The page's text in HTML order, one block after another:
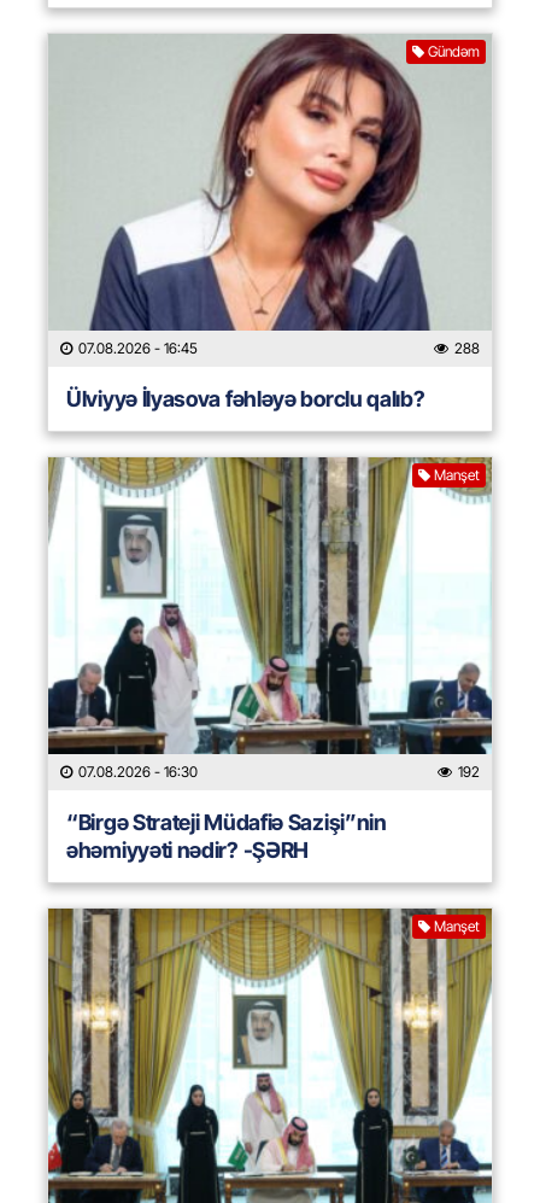
Gündəm
07.08.2026 - 16:45 288
Ülviyyə İlyasova fəhləyə borclu qalıb?
Manşet
07.08.2026 - 16:30 192
“Birgə Strateji Müdafiə Sazişi”nin
əhəmiyyəti nədir? -ŞƏRH
Manşet